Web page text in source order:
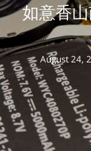
如意香
August 24,